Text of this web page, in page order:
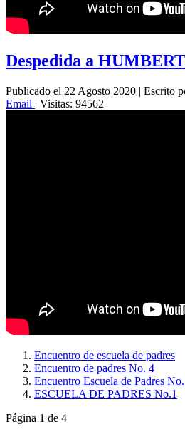
Despedida a
Publicado el 22 Agosto 2020 | Escrito
Email | Visitas: 94562
Encuentro de escuela de padres
Encuentro de padres No. 4
Encuentro Escuela de Padres
ESCUELA DE PADRES No.1
Página 1 de 4